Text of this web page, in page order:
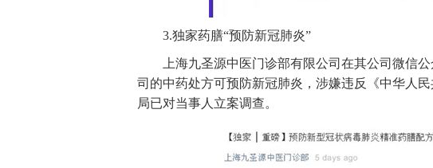
3.独家药膳“预防新冠肺炎”
上海九圣源中医门诊部有限公司在其公司微信
司的中药处方可预防新冠肺炎，涉嫌违反《中华人
局已对当事人立案调查。